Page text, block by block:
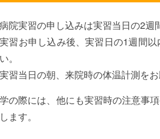
病院実習の申し込みは実習当日の2週
実習お申し込み後、実習日の1週間
。
実習当日の朝、来院時の体温計測を
の際には、他にも実習時の注意事
ます。